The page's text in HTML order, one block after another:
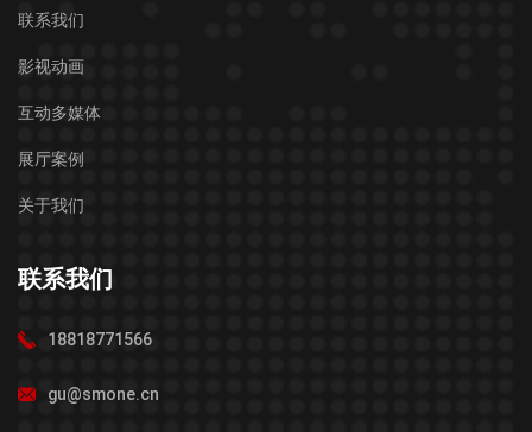
联系我们
影视动画
互动多媒体
展厅案例
关于我们
联系我们
18818771566
gu@smone.cn